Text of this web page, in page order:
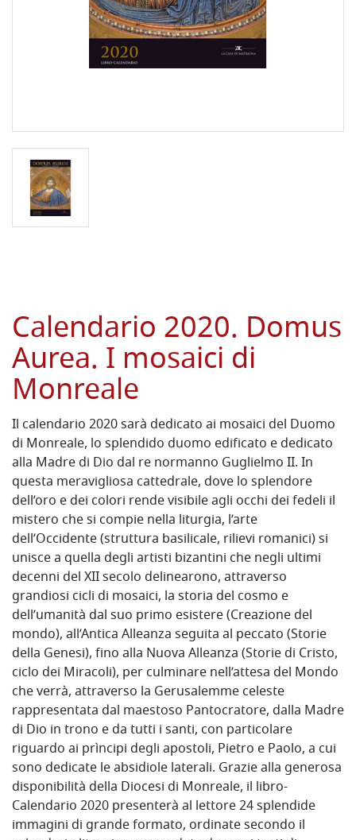
Calendario 2020. Domus
Aurea. I mosaici di
Monreale
Il calendario 2020 sarà dedicato ai mosaici del Duomo
di Monreale, lo splendido duomo edificato e dedicato
alla Madre di Dio dal re normanno Guglielmo II. In
questa meravigliosa cattedrale, dove lo splendore
dell’oro e dei colori rende visibile agli occhi dei fedeli il
mistero che si compie nella liturgia, l’arte
dell’Occidente (struttura basilicale, rilievi romanici) si
unisce a quella degli artisti bizantini che negli ultimi
decenni del XII secolo delinearono, attraverso
grandiosi cicli di mosaici, la storia del cosmo e
dell’umanità dal suo primo esistere (Creazione del
mondo), all’Antica Alleanza seguita al peccato (Storie
della Genesi), fino alla Nuova Alleanza (Storie di Cristo,
ciclo dei Miracoli), per culminare nell’attesa del Mondo
che verrà, attraverso la Gerusalemme celeste
rappresentata dal maestoso Pantocratore, dalla Madre
di Dio in trono e da tutti i santi, con particolare
riguardo ai prìncipi degli apostoli, Pietro e Paolo, a cui
sono dedicate le absidiole laterali. Grazie alla generosa
disponibilità della Diocesi di Monreale, il libro-
Calendario 2020 presenterà al lettore 24 splendide
immagini di grande formato, ordinate secondo il